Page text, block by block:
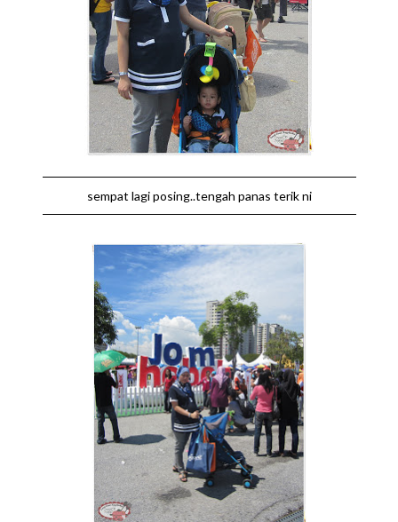
sempat lagi posing..tengah panas terik ni